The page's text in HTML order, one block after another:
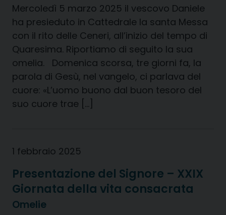
Mercoledì 5 marzo 2025 il vescovo Daniele
ha presieduto in Cattedrale la santa Messa
con il rito delle Ceneri, all’inizio del tempo di
Quaresima. Riportiamo di seguito la sua
omelia. Domenica scorsa, tre giorni fa, la
parola di Gesù, nel vangelo, ci parlava del
cuore: «L’uomo buono dal buon tesoro del
suo cuore trae […]
1 febbraio 2025
Presentazione del Signore – XXIX
Giornata della vita consacrata
Omelie